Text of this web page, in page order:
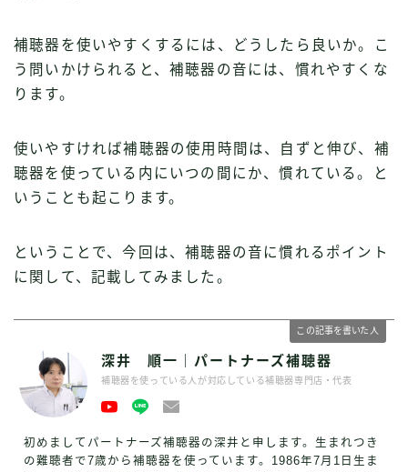
補聴器を使いやすくするには、どうしたら良いか。こ
う問いかけられると、補聴器の音には、慣れやすくな
ります。
使いやすければ補聴器の使用時間は、自ずと伸び、補
聴器を使っている内にいつの間にか、慣れている。と
いうことも起こります。
ということで、今回は、補聴器の音に慣れるポイント
に関して、記載してみました。
この記事を書いた人
深井 順一｜パートナーズ補聴器
補聴器を使っている人が対応している補聴器専門店・代表
初めましてパートナーズ補聴器の深井と申します。生まれつき
の難聴者で7歳から補聴器を使っています。1986年7月1日生ま